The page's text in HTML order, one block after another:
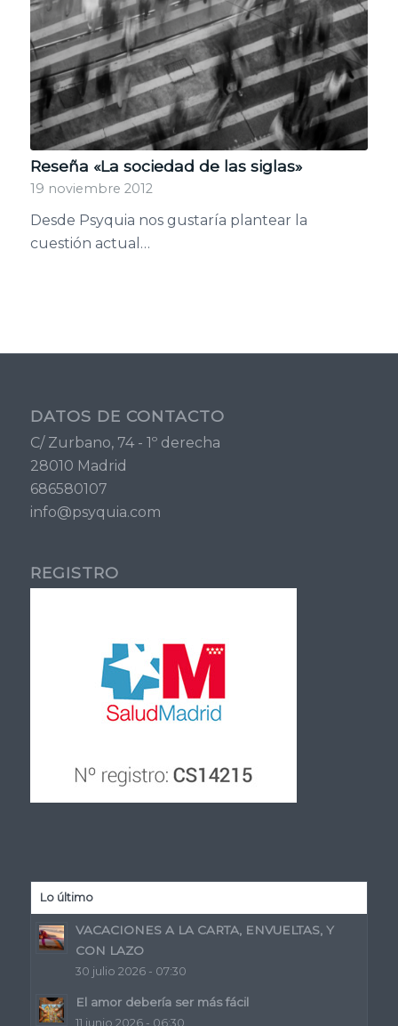
Reseña «La sociedad de las siglas»
19 noviembre 2012
Desde Psyquia nos gustaría plantear la
cuestión actual…
DATOS DE CONTACTO
C/ Zurbano, 74 - 1º derecha
28010 Madrid
686580107
info@psyquia.com
REGISTRO
Lo último
VACACIONES A LA CARTA, ENVUELTAS, Y
CON LAZO
30 julio 2026 - 07:30
El amor debería ser más fácil
11 junio 2026 - 06:30